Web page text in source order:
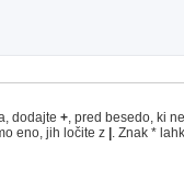
dodajte +, pred besedo, ki
eno, jih ločite z . Znak *